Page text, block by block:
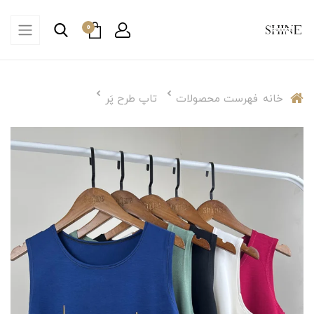
0
خانه فهرست محصولات تاپ طرح پَر